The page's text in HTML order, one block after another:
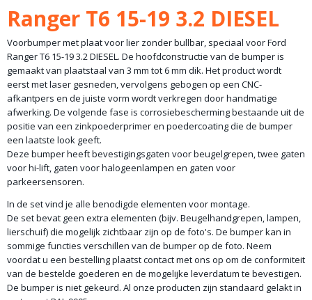
Ranger T6 15-19 3.2 DIESEL
Voorbumper met plaat voor lier zonder bullbar, speciaal voor Ford
Ranger T6 15-19 3.2 DIESEL. De hoofdconstructie van de bumper is
gemaakt van plaatstaal van 3 mm tot 6 mm dik. Het product wordt
eerst met laser gesneden, vervolgens gebogen op een CNC-
afkantpers en de juiste vorm wordt verkregen door handmatige
afwerking. De volgende fase is corrosiebescherming bestaande uit de
positie van een zinkpoederprimer en poedercoating die de bumper
een laatste look geeft.
Deze bumper heeft bevestigingsgaten voor beugelgrepen, twee gaten
voor hi-lift, gaten voor halogeenlampen en gaten voor
parkeersensoren.
In de set vind je alle benodigde elementen voor montage.
De set bevat geen extra elementen (bijv. Beugelhandgrepen, lampen,
lierschuif) die mogelijk zichtbaar zijn op de foto's. De bumper kan in
sommige functies verschillen van de bumper op de foto. Neem
voordat u een bestelling plaatst contact met ons op om de conformiteit
van de bestelde goederen en de mogelijke leverdatum te bevestigen.
De bumper is niet gekeurd. Al onze producten zijn standaard gelakt in